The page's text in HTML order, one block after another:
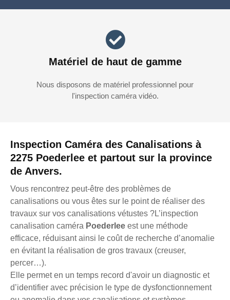
Inspection Caméra des Canalisations à
2275 Poederlee et partout sur la province
de Anvers.
Vous rencontrez peut-être des problèmes de
canalisations ou vous êtes sur le point de réaliser des
travaux sur vos canalisations vétustes ?L’inspection
canalisation caméra Poederlee est une méthode
efficace, réduisant ainsi le coût de recherche d’anomalie
en évitant la réalisation de gros travaux (creuser,
percer…).
Elle permet en un temps record d'avoir un diagnostic et
d’identifier avec précision le type de dysfonctionnement
Matériel de haut de gamme
Nous disposons de matériel professionnel pour
l'inspection caméra vidéo.